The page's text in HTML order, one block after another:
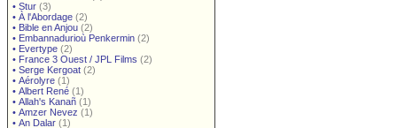
• Stur (3)
• À l'Abordage (2)
• Bible en Anjou (2)
• Embannadurioù Penkermin (2)
• Evertype (2)
• France 3 Ouest / JPL Films (2)
• Serge Kergoat (2)
• Aérolyre (1)
• Albert René (1)
• Allah's Kanañ (1)
• Amzer Nevez (1)
• An Dalar (1)